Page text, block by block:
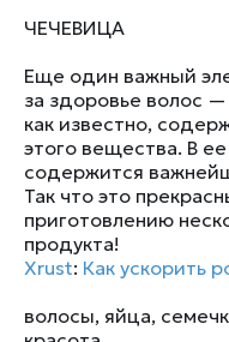
ЧЕЧЕВИЦА
Еще один важный
за здоровье волос
как известно,
этого вещества. В
содержится
Так что это
приготовлению
продукта!
Xrust: Как ускорить
волосы, яйца,